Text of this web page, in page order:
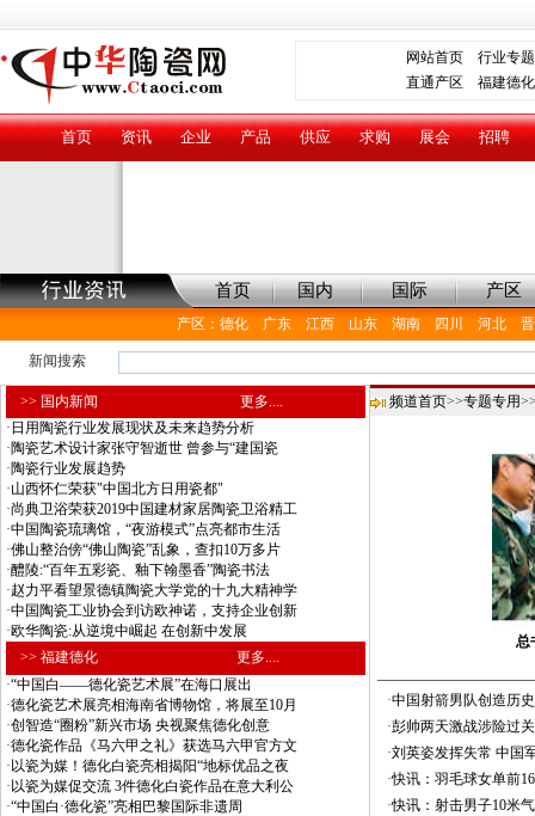
网站首页
行业专题
直通产区 福建德化
首页 资讯 企业 产品 供应 求购 展会 招聘
首页 国内 国际 产区
产区 ： 德化 广东 江西 山东 湖南 四川 河北
新闻搜索
>> 国内新闻
更多....
· 日用陶瓷行业发展现状及未来趋势分析
·陶瓷艺术设计家张守智逝世 曾参与“建国瓷
·陶瓷行业发展趋势
·山西怀仁荣获"中国北方日用瓷都"
·尚典卫浴荣获2019中国建材家居陶瓷卫浴精工
·中国陶瓷琉璃馆，“夜游模式”点亮都市生活
·佛山整治傍“佛山陶瓷”乱象，查扣10万多片
·醴陵:“百年五彩瓷、釉下翰墨香”陶瓷书法
·赵力平看望景德镇陶瓷大学党的十九大精神学
·中国陶瓷工业协会到访欧神诺，支持企业创新
·欧华陶瓷:从逆境中崛起 在创新中发展
>> 福建德化
更多....
·“中国白——德化瓷艺术展”在海口展出
·德化瓷艺术展亮相海南省博物馆，将展至10月
·创智造“圈粉”新兴市场 央视聚焦德化创意
·德化瓷作品《马六甲之礼》获选马六甲官方文
· 以瓷为媒！德化白瓷亮相揭阳“地标优品之夜
· 以瓷为媒促交流 3件德化白瓷作品在意大利公
·“中国白·德化瓷”亮相巴黎国际非遗周
频道首页>>专题专用
总
·中国射箭男队创造历
·彭帅两天激战涉险过
·刘英姿发挥失常 中国
·快讯：羽毛球女单前
·快讯：射击男子10米